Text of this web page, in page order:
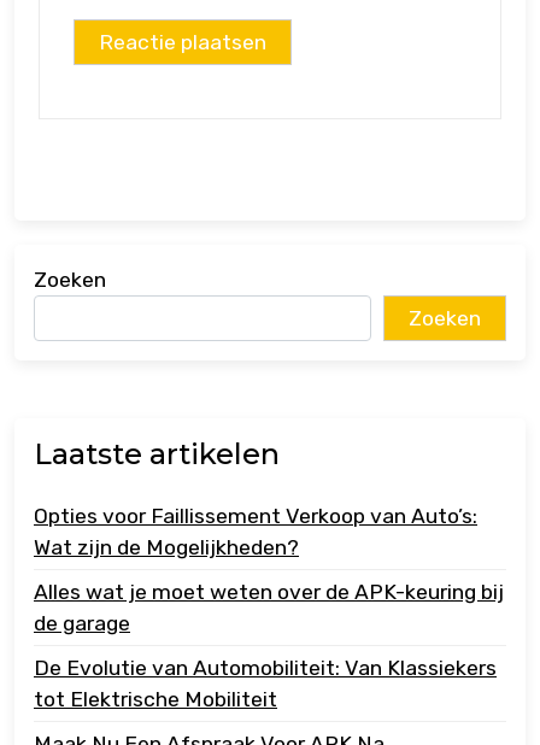
Zoeken
Zoeken
Laatste artikelen
Opties voor Faillissement Verkoop van Auto’s:
Wat zijn de Mogelijkheden?
Alles wat je moet weten over de APK-keuring bij
de garage
De Evolutie van Automobiliteit: Van Klassiekers
tot Elektrische Mobiliteit